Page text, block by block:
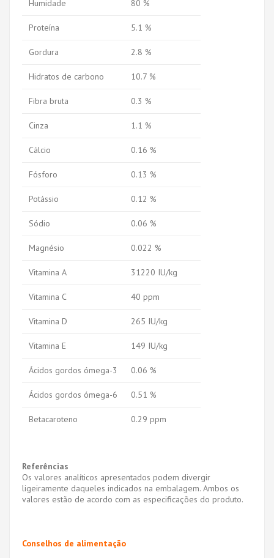
Humidade 80 %
Proteína 5.1 %
Gordura 2.8 %
Hidratos de carbono 10.7 %
Fibra bruta 0.3 %
Cinza 1.1 %
Cálcio 0.16 %
Fósforo 0.13 %
Potássio 0.12 %
Sódio 0.06 %
Magnésio 0.022 %
Vitamina A 31220 IU/kg
Vitamina C 40 ppm
Vitamina D 265 IU/kg
Vitamina E 149 IU/kg
Ácidos gordos ómega-3 0.06 %
Ácidos gordos ómega-6 0.51 %
Betacaroteno 0.29 ppm
Referências
Os valores analíticos apresentados podem divergir
ligeiramente daqueles indicados na embalagem. Ambos os
valores estão de acordo com as especificações do produto.
Conselhos de alimentação